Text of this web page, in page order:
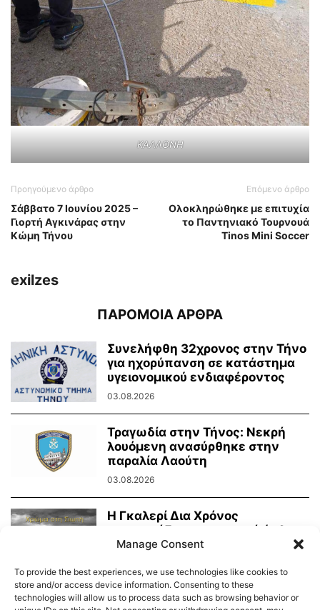
ΚΑΛΛΟΝΗ
Προηγούμενο άρθρο
Σάββατο 7 Ιουνίου 2025 –
Γιορτή Αγκινάρας στην
Κώμη Τήνου
Επόμενο άρθρο
Ολοκληρώθηκε με επιτυχία
το Παντηνιακό Τουρνουά
Tinos Mini Soccer
exilzes
ΠΑΡΟΜΟΙΑ ΑΡΘΡΑ
Συνελήφθη 32χρονος στην Τήνο
για ηχορύπανση σε κατάστημα
υγειονομικού ενδιαφέροντος
03.08.2026
Τραγωδία στην Τήνος: Νεκρή
λουόμενη ανασύρθηκε στην
παραλία Λαούτη
03.08.2026
Η Γκαλερί Δια Χρόνος
παρουσιάζει την ατομική έκθεση
φωτογραφίας του Νίκου...
Manage Consent
To provide the best experiences, we use technologies like cookies to
store and/or access device information. Consenting to these
technologies will allow us to process data such as browsing behavior or